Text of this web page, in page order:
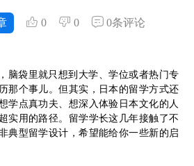
0 0
0条评论
脑袋里就只想到大学、学位或者热门专
那个事儿。但其实，日本的留学方式还
学点真功夫、想深入体验日本文化的人
实用的路径。留学学长这几年接触了不
典型留学设计，希望能给你一些新的启